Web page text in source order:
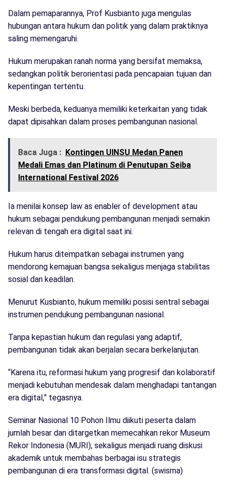
Dalam pemaparannya, Prof Kusbianto juga mengulas
hubungan antara hukum dan politik yang dalam praktiknya
saling memengaruhi.
Hukum merupakan ranah norma yang bersifat memaksa,
sedangkan politik berorientasi pada pencapaian tujuan dan
kepentingan tertentu.
Meski berbeda, keduanya memiliki keterkaitan yang tidak
dapat dipisahkan dalam proses pembangunan nasional.
Baca Juga : Kontingen UINSU Medan Panen
Medali Emas dan Platinum di Penutupan Seiba
International Festival 2026
Ia menilai konsep law as enabler of development atau
hukum sebagai pendukung pembangunan menjadi semakin
relevan di tengah era digital saat ini.
Hukum harus ditempatkan sebagai instrumen yang
mendorong kemajuan bangsa sekaligus menjaga stabilitas
sosial dan keadilan.
Menurut Kusbianto, hukum memiliki posisi sentral sebagai
instrumen pendukung pembangunan nasional.
Tanpa kepastian hukum dan regulasi yang adaptif,
pembangunan tidak akan berjalan secara berkelanjutan.
“Karena itu, reformasi hukum yang progresif dan kolaboratif
menjadi kebutuhan mendesak dalam menghadapi tantangan
era digital,” tegasnya.
Seminar Nasional 10 Pohon Ilmu diikuti peserta dalam
jumlah besar dan ditargetkan memecahkan rekor Museum
Rekor Indonesia (MURI), sekaligus menjadi ruang diskusi
akademik untuk membahas berbagai isu strategis
pembangunan di era transformasi digital. (swisma)